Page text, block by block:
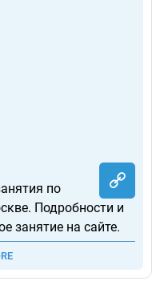
по
Подробности и
занятие на сайте.